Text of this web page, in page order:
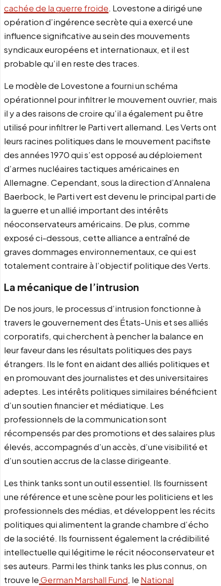
cachée de la guerre froide. Lovestone a dirigé une
opération d’ingérence secrète qui a exercé une
influence significative au sein des mouvements
syndicaux européens et internationaux, et il est
probable qu’il en reste des traces.
Le modèle de Lovestone a fourni un schéma
opérationnel pour infiltrer le mouvement ouvrier, mais
il y a des raisons de croire qu’il a également pu être
utilisé pour infiltrer le Parti vert allemand. Les Verts ont
leurs racines politiques dans le mouvement pacifiste
des années 1970 qui s’est opposé au déploiement
d’armes nucléaires tactiques américaines en
Allemagne. Cependant, sous la direction d’Annalena
Baerbock, le Parti vert est devenu le principal parti de
la guerre et un allié important des intérêts
néoconservateurs américains. De plus, comme
exposé ci-dessous, cette alliance a entraîné de
graves dommages environnementaux, ce qui est
totalement contraire à l’objectif politique des Verts.
La mécanique de l’intrusion
De nos jours, le processus d’intrusion fonctionne à
travers le gouvernement des États-Unis et ses alliés
corporatifs, qui cherchent à pencher la balance en
leur faveur dans les résultats politiques des pays
étrangers. Ils le font en aidant des alliés politiques et
en promouvant des journalistes et des universitaires
adeptes. Les intérêts politiques similaires bénéficient
d’un soutien financier et médiatique. Les
professionnels de la communication sont
récompensés par des promotions et des salaires plus
élevés, accompagnés d’un accès, d’une visibilité et
d’un soutien accrus de la classe dirigeante.
Les think tanks sont un outil essentiel. Ils fournissent
une référence et une scène pour les politiciens et les
professionnels des médias, et développent les récits
politiques qui alimentent la grande chambre d’écho
de la société. Ils fournissent également la crédibilité
intellectuelle qui légitime le récit néoconservateur et
ses auteurs. Parmi les think tanks les plus connus, on
trouve leGerman Marshall Fund, le National